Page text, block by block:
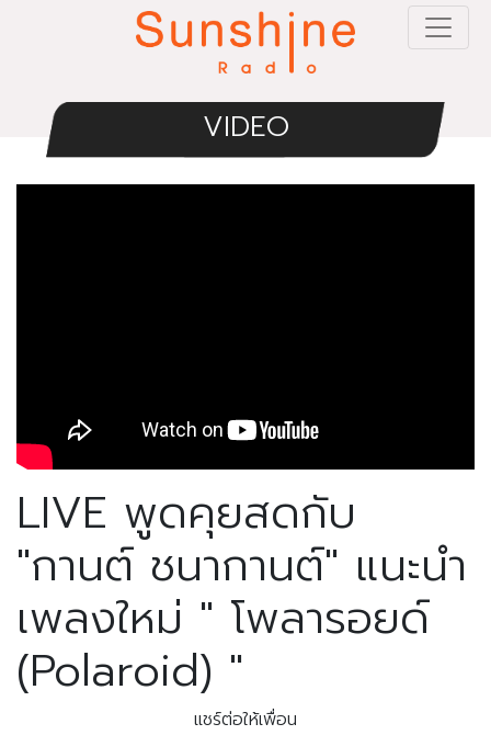
VIDEO
LIVE พูดคุยสดกับ
"กานต์ ชนากานต์" แนะนำ
เพลงใหม่ " โพลารอยด์
(Polaroid) "
แชร์ต่อให้เพื่อน